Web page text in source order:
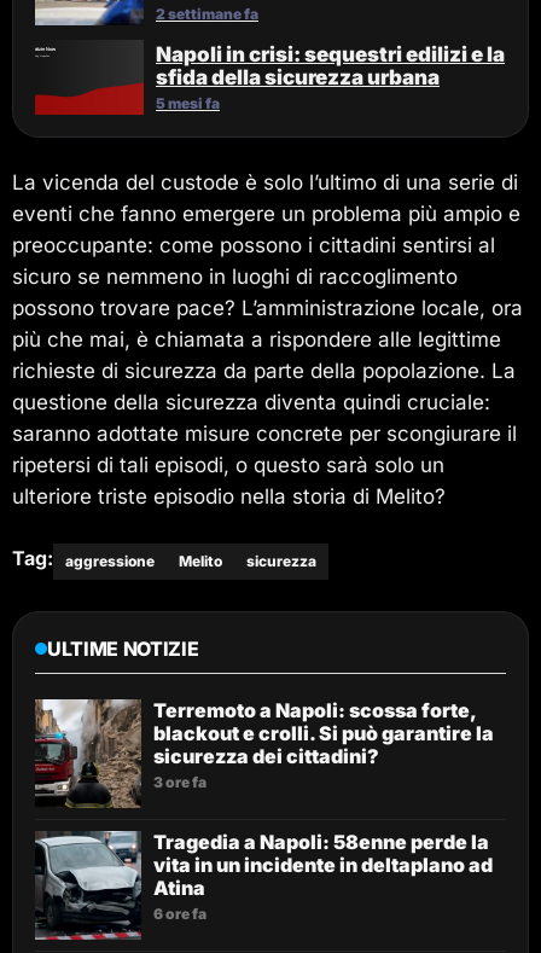
2 settimane fa
Napoli in crisi: sequestri edilizi e la
sfida della sicurezza urbana
5 mesi fa
La vicenda del custode è solo l’ultimo di una serie di
eventi che fanno emergere un problema più ampio e
preoccupante: come possono i cittadini sentirsi al
sicuro se nemmeno in luoghi di raccoglimento
possono trovare pace? L’amministrazione locale, ora
più che mai, è chiamata a rispondere alle legittime
richieste di sicurezza da parte della popolazione. La
questione della sicurezza diventa quindi cruciale:
saranno adottate misure concrete per scongiurare il
ripetersi di tali episodi, o questo sarà solo un
ulteriore triste episodio nella storia di Melito?
Tag: aggressione Melito sicurezza
ULTIME NOTIZIE
Terremoto a Napoli: scossa forte,
blackout e crolli. Si può garantire la
sicurezza dei cittadini?
3 ore fa
Tragedia a Napoli: 58enne perde la
vita in un incidente in deltaplano ad
Atina
6 ore fa